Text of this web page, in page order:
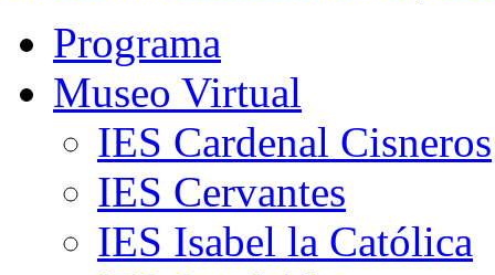
Programa
Museo Virtual
IES Cardenal Cisneros
IES Cervantes
IES Isabel la Católica